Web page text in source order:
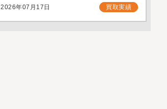
は、生産初年度となる1999年製の「Gibson
2026年07月17日 買取実績